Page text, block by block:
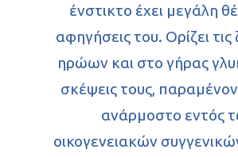
ένστικτο έχει μεγάλη
αφηγήσεις του. Ορίζει
ηρώων και στο γήρας
σκέψεις τους,
ανάρμοστο εντός
οικογενειακών